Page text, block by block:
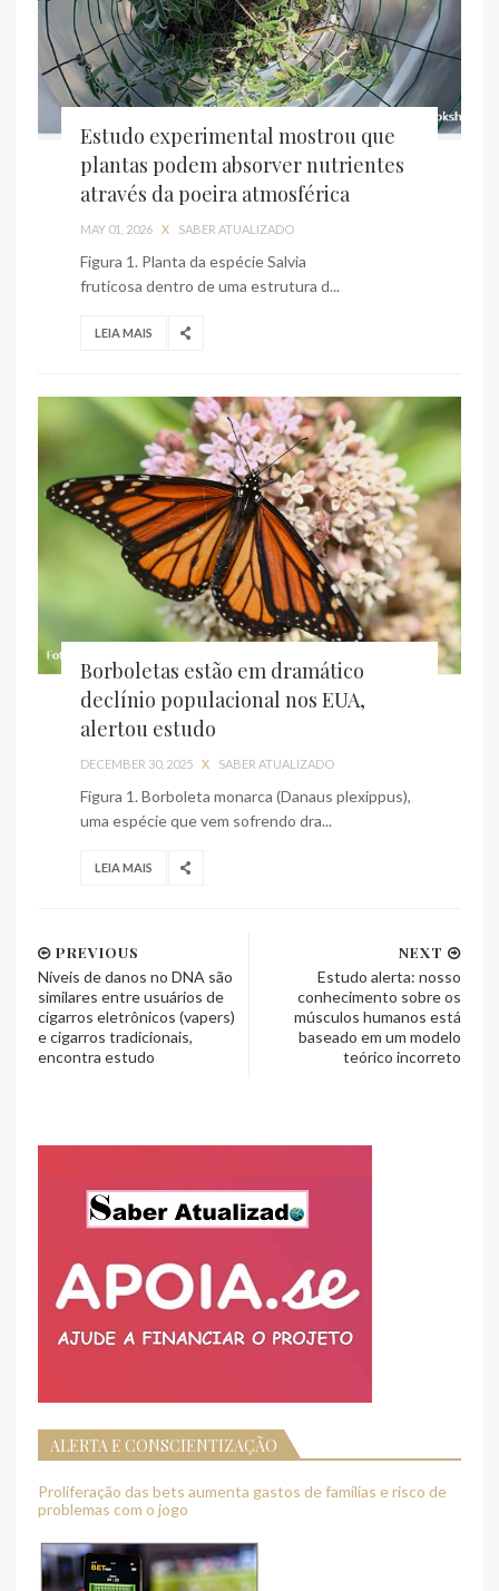
Estudo experimental mostrou que
plantas podem absorver nutrientes
através da poeira atmosférica
MAY 01, 2026 X SABER ATUALIZADO
Figura 1. Planta da espécie Salvia
fruticosa dentro de uma estrutura d...
LEIA MAIS
Borboletas estão em dramático
declínio populacional nos EUA,
alertou estudo
DECEMBER 30, 2025 X SABER ATUALIZADO
Figura 1. Borboleta monarca (Danaus plexippus),
uma espécie que vem sofrendo dra...
LEIA MAIS
NEXT
Estudo alerta: nosso
conhecimento sobre os
músculos humanos está
baseado em um modelo
teórico incorreto
PREVIOUS
Níveis de danos no DNA são
similares entre usuários de
cigarros eletrônicos (vapers)
e cigarros tradicionais,
encontra estudo
ALERTA E CONSCIENTIZAÇÃO
Proliferação das bets aumenta gastos de famílias e risco de
problemas com o jogo